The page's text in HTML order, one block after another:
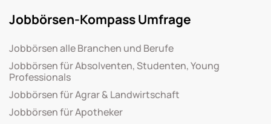
Jobbörsen-Kompass Umfrage
Jobbörsen alle Branchen und Berufe
Jobbörsen für Absolventen, Studenten, Young
Professionals
Jobbörsen für Agrar & Landwirtschaft
Jobbörsen für Apotheker